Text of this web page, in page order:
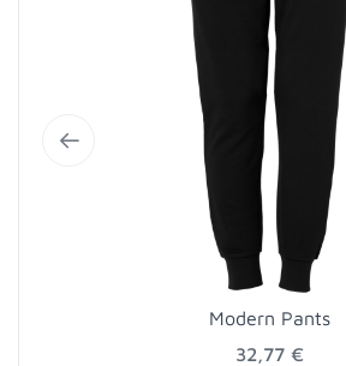
Modern Pants
32,77 €